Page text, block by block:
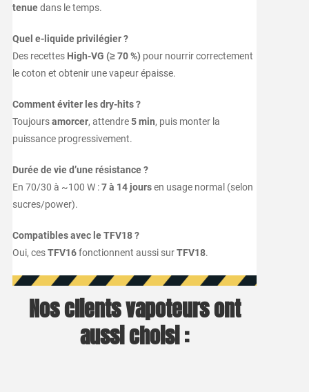
tenuedans le temps.
Quel e-liquide privilégier ?
Des recettes High-VG (≥ 70 %) pour nourrir correctement
le coton et obtenir une vapeur épaisse.
Comment éviter les dry-hits ?
Toujoursamorcer, attendre5 min, puis monter la
puissance progressivement.
Durée de vie d’une résistance ?
En 70/30 à ~100 W :7 à 14 joursen usage normal (selon
sucres/power).
Compatibles avec le TFV18 ?
Oui, cesTFV16fonctionnent aussi surTFV18.
Nos clients vapoteurs ont
aussi choisi :